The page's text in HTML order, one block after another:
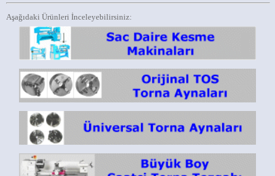
Aşağıdaki Ürünleri İnceleyebilirsiniz: